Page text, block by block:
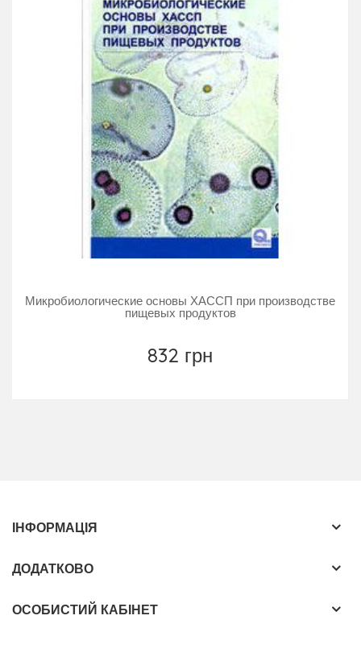
Микробиологические основы ХАССП при производстве
пищевых продуктов
832 грн
ІНФОРМАЦІЯ
ДОДАТКОВО
ОСОБИСТИЙ КАБІНЕТ